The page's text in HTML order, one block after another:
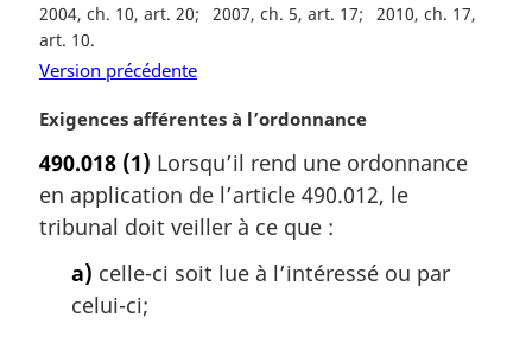
l
e
:
2004, ch. 10, art. 20 2007, ch. 5, art. 17
2010, ch. 17,
art. 10
Version précédente
N
t
e
m
Exigences afférentes à l’ordonnance
490.018 (1) Lorsqu’il rend une ordonnance
en application de l’article 490.012, le
tribunal doit veiller à ce que :
a) celle-ci soit lue à l’intéressé ou par
celui-ci;